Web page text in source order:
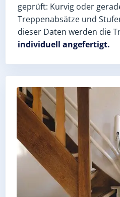
geprüft: Kurvig oder
Treppenabsätze und
dieser Daten werden die
individuell angefertigt.
Schneller, sauberer